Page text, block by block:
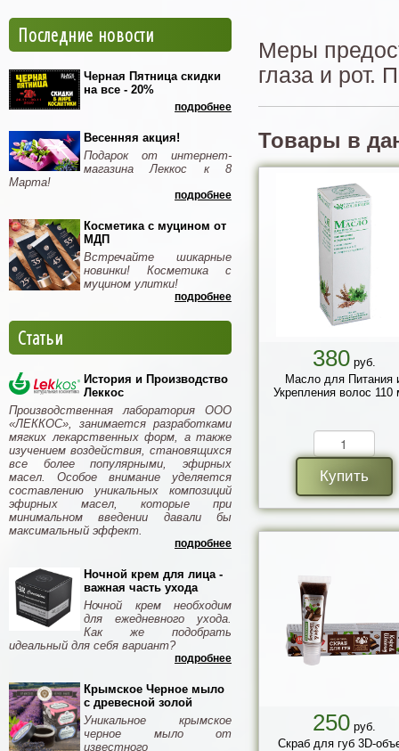
Последние новости
Черная Пятница скидки
на все - 20%
подробнее
Весенняя акция!
Подарок от интернет-
магазина Леккос к 8
Марта!
подробнее
Косметика с муцином от
МДП
Встречайте шикарные
новинки! Косметика с
муцином улитки!
подробнее
Статьи
История и Производство
Леккос
Производственная лаборатория ООО
«ЛЕККОС», занимается разработками
мягких лекарственных форм, а также
изучением воздействия, становящихся
все более популярными, эфирных
масел. Особое внимание уделяется
составлению уникальных композиций
эфирных масел, которые при
минимальном введении давали бы
максимальный эффект.
подробнее
Ночной крем для лица -
важная часть ухода
Ночной крем необходим
для ежедневного ухода.
Как же подобрать
идеальный для себя вариант?
подробнее
Крымское Черное мыло
с древесной золой
Уникальное крымское
черное мыло от
известного
Меры
глаза и рот.
Товары в
380руб.
Масло для Питания
Укрепления волос 110
Купить
250руб.
Скраб для губ 3D-